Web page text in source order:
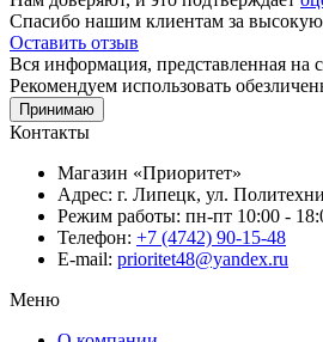
Спасибо нашим клиентам за
Оставить отзыв
Вся информация, представленная на
Рекомендуем использовать
Принимаю
Контакты
Магазин «Приоритет»
Адрес: г. Липецк, ул.
Режим работы: пн-пт 10:00 -
Телефон: +7 (4742) 90-15-48
E-mail: prioritet48@yandex.ru
Меню